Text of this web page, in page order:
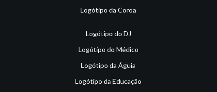
Logótipo da Coroa
Logótipo do DJ
Logótipo do Médico
Logótipo da Águia
Logótipo da Educação